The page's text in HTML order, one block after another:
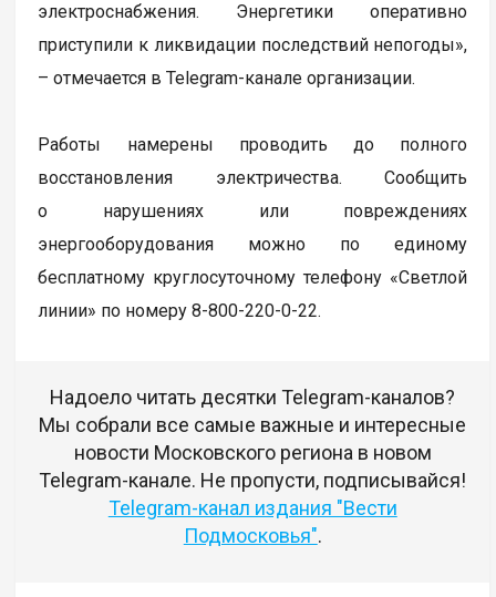
электроснабжения. Энергетики оперативно
приступили к ликвидации последствий непогоды»,
– отмечается в Telegram-канале организации.
Работы намерены проводить до полного
восстановления электричества. Сообщить
о нарушениях или повреждениях
энергооборудования можно по единому
бесплатному круглосуточному телефону «Светлой
линии» по номеру 8-800-220-0-22.
Надоело читать десятки Telegram-каналов?
Мы собрали все самые важные и интересные
новости Московского региона в новом
Telegram-канале. Не пропусти, подписывайся!
Telegram-канал издания "Вести
Подмосковья".